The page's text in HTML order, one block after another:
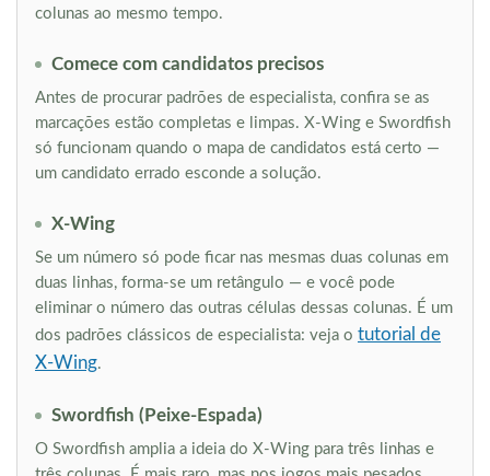
colunas ao mesmo tempo.
Comece com candidatos precisos
Antes de procurar padrões de especialista, confira se as
marcações estão completas e limpas. X-Wing e Swordfish
só funcionam quando o mapa de candidatos está certo —
um candidato errado esconde a solução.
X-Wing
Se um número só pode ficar nas mesmas duas colunas em
duas linhas, forma-se um retângulo — e você pode
eliminar o número das outras células dessas colunas. É um
dos padrões clássicos de especialista: veja o tutorial de
X-Wing.
Swordfish (Peixe-Espada)
O Swordfish amplia a ideia do X-Wing para três linhas e